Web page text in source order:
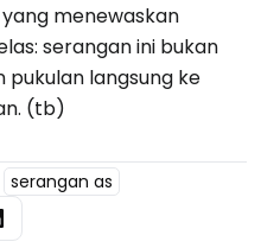
menewaskan
serangan ini bukan
pukulan langsung ke
(tb)
serangan as